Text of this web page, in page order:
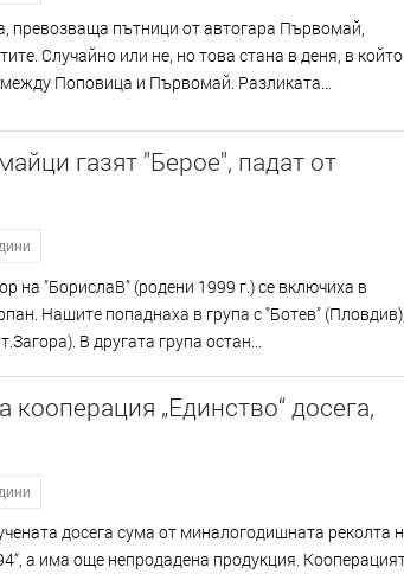
превозваща пътници от автогара Първомай,
Случайно или не, но това стана в деня, в който
Поповица и Първомай. Разликата...
газят "Берое", падат от
на "БорислаВ" (родени 1999 г.) се включиха в
Нашите попаднаха в група с "Ботев" (Пловдив),
В другата група остан...
„Единство“ досега,
досега сума от миналогодишната реколта
а има още непродадена продукция.